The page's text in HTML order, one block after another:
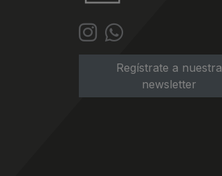
Regístrate a nuestra
newsletter